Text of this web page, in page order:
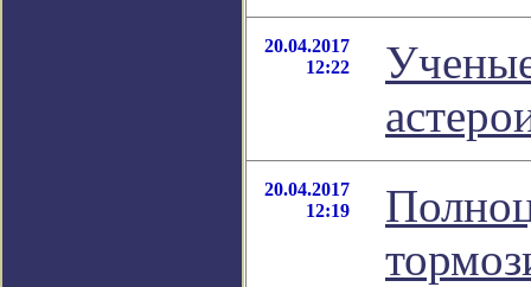
20.04.2017
12:22
20.04.2017
12:19